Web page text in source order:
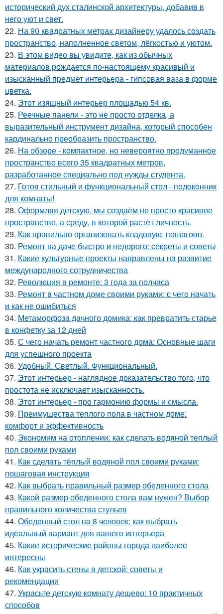
исторический дух сталинской архитектуры, добавив в
него уют и свет.
22. На 90 квадратных метрах дизайнеру удалось создать
пространство, наполненное светом, лёгкостью и уютом.
23. В этом видео вы увидите, как из обычных
материалов рождается по-настоящему красивый и
изысканный предмет интерьера - гипсовая ваза в форме
цветка.
24. Этот изящный интерьер площадью 54 кв.
25. Реечные панели - это не просто отделка, а
выразительный инструмент дизайна, который способен
кардинально преобразить пространство.
26. На обзоре - компактное, но невероятно продуманное
пространство всего 35 квадратных метров,
разработанное специально под нужды студента.
27. Готов стильный и функциональный стол - подоконник
для комнаты!
28. Оформляя детскую, мы создаём не просто красивое
пространство, а среду, в которой растёт личность.
29. Как правильно организовать кладовую: пошагово.
30. Ремонт на даче быстро и недорого: секреты и советы
31. Какие культурные проекты направлены на развитие
международного сотрудничества
32. Революция в ремонте: 3 года за полчаса
33. Ремонт в частном доме своими руками: с чего начать
и как не ошибиться
34. Метаморфоза дачного домика: как превратить старье
в конфетку за 12 дней
35. С чего начать ремонт частного дома: Основные шаги
для успешного проекта
36. Удобный. Светлый. Функциональный.
37. Этот интерьер - наглядное доказательство того, что
простота не исключает изысканность.
38. Этот интерьер - про гармонию формы и смысла.
39. Преимущества теплого пола в частном доме:
комфорт и эффективность
40. Экономим на отоплении: как сделать водяной теплый
пол своими руками
41. Как сделать тёплый водяной пол своими руками:
пошаговая инструкция
42. Как выбрать правильный размер обеденного стола
43. Какой размер обеденного стола вам нужен? Выбор
правильного количества стульев
44. Обеденный стол на 8 человек: как выбрать
идеальный вариант для вашего интерьера
45. Какие исторические районы города наиболее
интересны
46. Как украсить стены в детской: советы и
рекомендации
47. Украсьте детскую комнату дешево: 10 практичных
способов